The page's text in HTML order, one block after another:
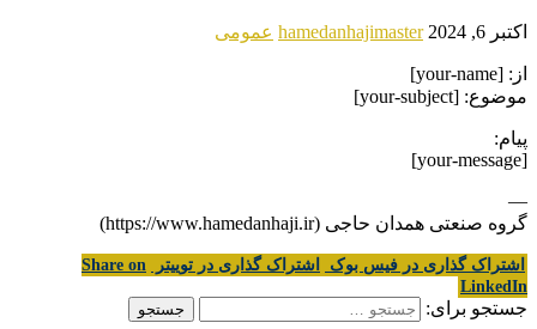
اکتبر 6, 2024 hamedanhajimaster عمومی
از: [your-name]
موضوع: [your-subject]
پیام:
[your-message]
—
گروه صنعتی همدان حاجی (https://www.hamedanhaji.ir)
اشتراک گذاری در فیس بوک اشتراک گذاری در توییتر
Share on
LinkedIn
جستجو برای: